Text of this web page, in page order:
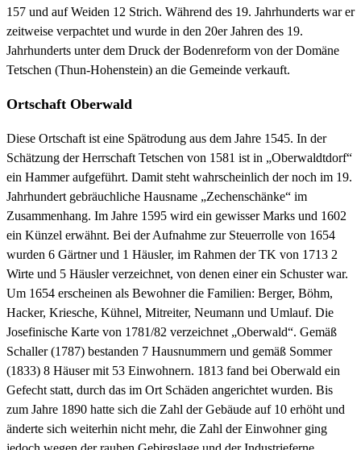
157 und auf Weiden 12 Strich. Während des 19. Jahrhunderts war er
zeitweise verpachtet und wurde in den 20er Jahren des 19.
Jahrhunderts unter dem Druck der Bodenreform von der Domäne
Tetschen (Thun-Hohenstein) an die Gemeinde verkauft.
Ortschaft Oberwald
Diese Ortschaft ist eine Spätrodung aus dem Jahre 1545. In der
Schätzung der Herrschaft Tetschen von 1581 ist in „Oberwaldtdorf“
ein Hammer aufgeführt. Damit steht wahrscheinlich der noch im 19.
Jahrhundert gebräuchliche Hausname „Zechenschänke“ im
Zusammenhang. Im Jahre 1595 wird ein gewisser Marks und 1602
ein Künzel erwähnt. Bei der Aufnahme zur Steuerrolle von 1654
wurden 6 Gärtner und 1 Häusler, im Rahmen der TK von 1713 2
Wirte und 5 Häusler verzeichnet, von denen einer ein Schuster war.
Um 1654 erscheinen als Bewohner die Familien: Berger, Böhm,
Hacker, Kriesche, Kühnel, Mitreiter, Neumann und Umlauf. Die
Josefinische Karte von 1781/82 verzeichnet „Oberwald“. Gemäß
Schaller (1787) bestanden 7 Hausnummern und gemäß Sommer
(1833) 8 Häuser mit 53 Einwohnern. 1813 fand bei Oberwald ein
Gefecht statt, durch das im Ort Schäden angerichtet wurden. Bis
zum Jahre 1890 hatte sich die Zahl der Gebäude auf 10 erhöht und
änderte sich weiterhin nicht mehr, die Zahl der Einwohner ging